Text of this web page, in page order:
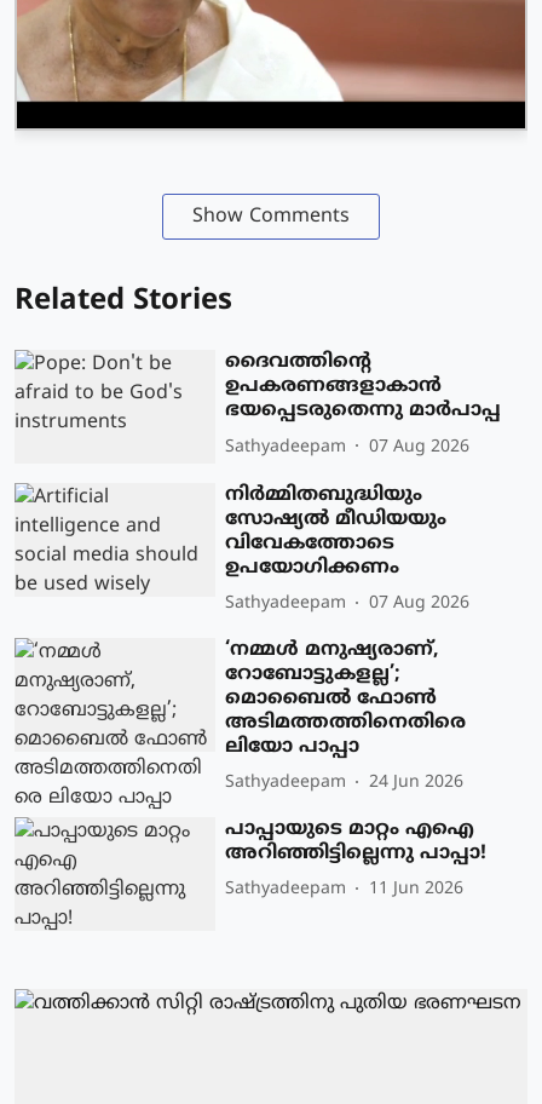
Show Comments
Related Stories
ദൈവത്തിന്റെ
ഉപകരണങ്ങളാകാന്‍
ഭയപ്പെടരുതെന്നു മാര്‍പാപ്പ
Sathyadeepam 07 Aug 2026
നിര്‍മ്മിതബുദ്ധിയും
സോഷ്യല്‍ മീഡിയയും
വിവേകത്തോടെ
ഉപയോഗിക്കണം
Sathyadeepam 07 Aug 2026
‘നമ്മള്‍ മനുഷ്യരാണ്,
റോബോട്ടുകളല്ല’;
മൊബൈല്‍ ഫോണ്‍
അടിമത്തത്തിനെതിരെ
ലിയോ പാപ്പാ
Sathyadeepam 24 Jun 2026
പാപ്പായുടെ മാറ്റം എഐ
അറിഞ്ഞിട്ടില്ലെന്നു പാപ്പാ!
Sathyadeepam 11 Jun 2026